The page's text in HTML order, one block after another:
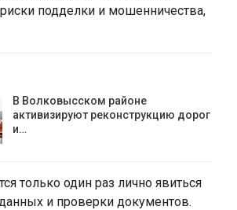
подделки и мошенничества,
В Волковысском районе
активизируют реконструкцию дорог
и…
только один раз лично явиться
и проверки документов.